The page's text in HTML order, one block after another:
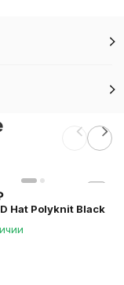
Hat Polyknit Black